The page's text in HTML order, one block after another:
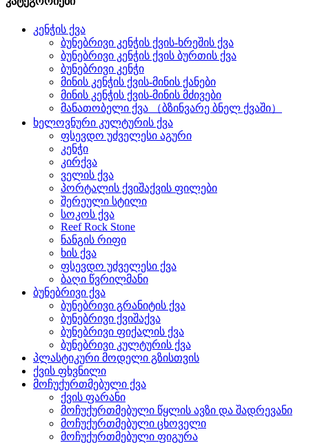
კენჭის ქვა
ბუნებრივი კენჭის ქვის-ხრეშის ქვა
ბუნებრივი კენჭის ქვის ბურთის ქვა
ბუნებრივი კენჭი
მინის კენჭის ქვის-მინის ქანები
მინის კენჭის ქვის-მინის მძივები
მანათობელი ქვა （ბზინვარე ბნელ ქვაში）
ხელოვნური კულტურის ქვა
ფსევდო უძველესი აგური
კენჭი
კირქვა
ველის ქვა
პორტალის ქვიშაქვის ფილები
შერეული სტილი
სოკოს ქვა
Reef Rock Stone
ნანგის რიფი
ხის ქვა
ფსევდო უძველესი ქვა
ბაღი წვრილმანი
ბუნებრივი ქვა
ბუნებრივი გრანიტის ქვა
ბუნებრივი ქვიშაქვა
ბუნებრივი ფიქალის ქვა
ბუნებრივი კულტურის ქვა
პლასტიკური მოდელი გზისთვის
ქვის ფხვნილი
მოჩუქურთმებული ქვა
ქვის ფარანი
მოჩუქურთმებული წყლის ავზი და შადრევანი
მოჩუქურთმებული ცხოველი
მოჩუქურთმებული ფიგურა